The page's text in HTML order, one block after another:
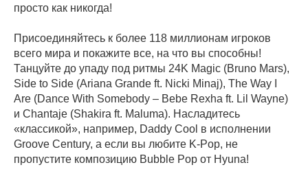
просто как никогда!
Присоединяйтесь к более 118 миллионам игроков
всего мира и покажите все, на что вы способны!
Танцуйте до упаду под ритмы 24K Magic (Bruno Mars),
Side to Side (Ariana Grande ft. Nicki Minaj), The Way I
Are (Dance With Somebody – Bebe Rexha ft. Lil Wayne)
и Chantaje (Shakira ft. Maluma). Насладитесь
«классикой», например, Daddy Cool в исполнении
Groove Century, а если вы любите K-Pop, не
пропустите композицию Bubble Pop от Hyuna!